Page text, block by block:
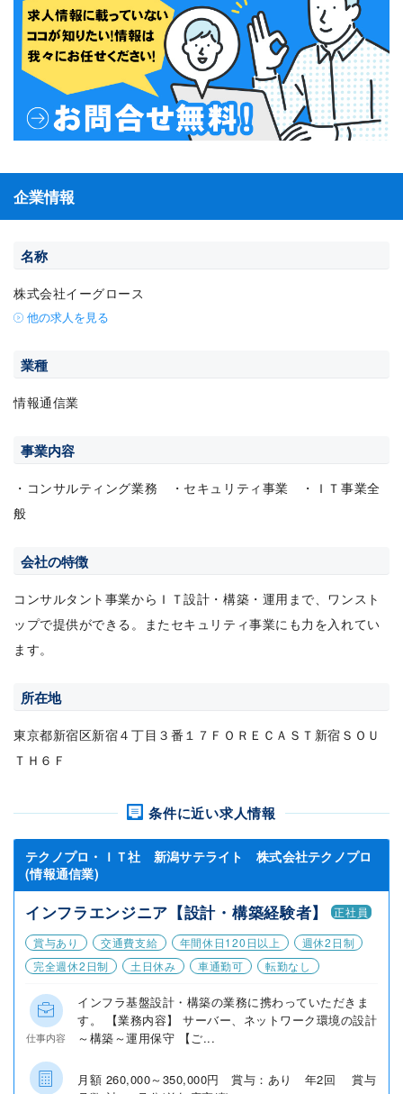
企業情報
名称
株式会社イーグロース
他の求人を見る
業種
情報通信業
事業内容
・コンサルティング業務 ・セキュリティ事業 ・ＩＴ事業全
般
会社の特徴
コンサルタント事業からＩＴ設計・構築・運用まで、ワンスト
ップで提供ができる。またセキュリティ事業にも力を入れてい
ます。
所在地
東京都新宿区新宿４丁目３番１７ＦＯＲＥＣＡＳＴ新宿ＳＯＵ
ＴＨ６Ｆ
条件に近い求人情報
テクノプロ・ＩＴ社 新潟サテライト 株式会社テクノプロ
(情報通信業)
インフラエンジニア【設計・構築経験者】
正社員
賞与あり
交通費支給 年間休日120日以上
週休2日制
完全週休2日制
土日休み 車通勤可 転勤なし
仕事内容
インフラ基盤設計・構築の業務に携わっていただきま
す。 【業務内容】 サーバー、ネットワーク環境の設計
～構築～運用保守 【ご...
月額 260,000～350,000円 賞与：あり 年2回 賞与